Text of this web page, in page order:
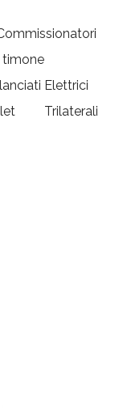
timone
Elettrici
Trilaterali